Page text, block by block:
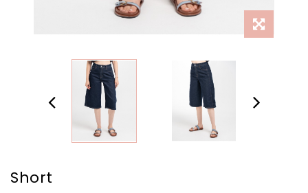
Short